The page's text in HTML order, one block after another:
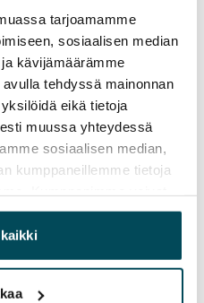
tarjoamamme
sosiaalisen median
kävijämäärämme
tehdyssä mainonnan
eikä tietoja
muussa yhteydessä
sosiaalisen median,
kumppaneillemme tietoja
joita olet antanut
käyttänyt heidän